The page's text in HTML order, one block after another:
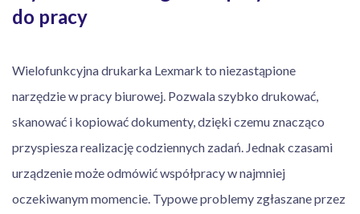
do pracy
Wielofunkcyjna drukarka Lexmark to niezastąpione
narzędzie w pracy biurowej. Pozwala szybko drukować,
skanować i kopiować dokumenty, dzięki czemu znacząco
przyspiesza realizację codziennych zadań. Jednak czasami
urządzenie może odmówić współpracy w najmniej
oczekiwanym momencie. Typowe problemy zgłaszane przez